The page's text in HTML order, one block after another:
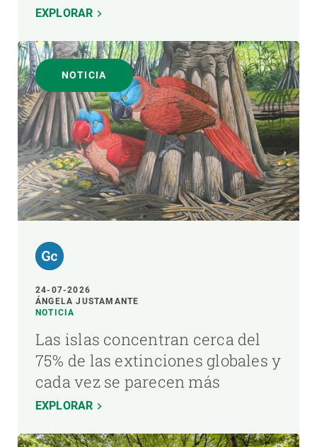
EXPLORAR
NOTICIA
24-07-2026
ÁNGELA JUSTAMANTE
NOTICIA
Las islas concentran cerca del
75% de las extinciones globales y
cada vez se parecen más
EXPLORAR